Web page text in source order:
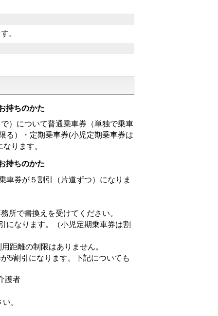
。
持ちのかた
）について普通乗車券（単独で乗車
る）・定期乗車券(小児定期乗車券は
ります。
持ちのかた
券が５割引（片道ずつ）になりま
所で書換えを受けてください。
になります。（小児定期乗車券は割
距離の制限はありません。
5割引になります。下記についても
護者
。